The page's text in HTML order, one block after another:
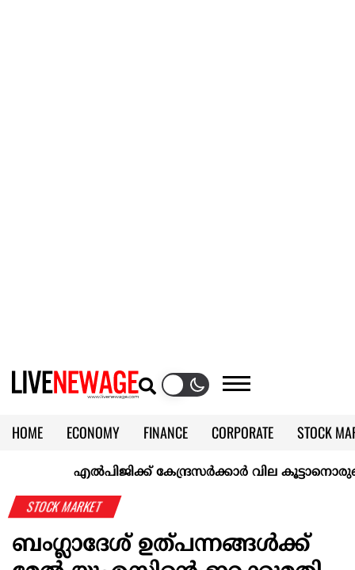
HOME ECONOMY FINANCE CORPORATE
STOCK
KERALA @70
എല്‍പിജിക്ക് കേന്ദ്രസർക്കാർ വില
STOCK MARKET
ബംഗ്ലാദേശ് ഉത്പന്നങ്ങള്‍ക്ക്